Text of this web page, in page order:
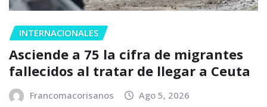
INTERNACIONALES
Asciende a 75 la cifra de migrantes
fallecidos al tratar de llegar a Ceuta
Francomacorisanos Ago 5, 2026